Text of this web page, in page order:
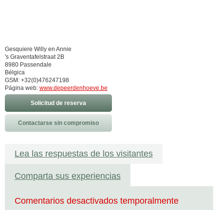
Gesquiere Willy en Annie
's Graventafelstraat 2B
8980 Passendale
Bélgica
GSM: +32(0)476247198
Página web: www.depeerdenhoeve.be
Solicitud de reserva
Contactarse sin compromiso
Lea las respuestas de los visitantes
Comparta sus experiencias
Comentarios desactivados temporalmente